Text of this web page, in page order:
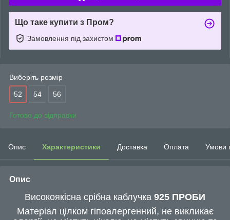
Що таке купити з Пром?
Замовлення під захистом
Виберіть розмір
52 54 56
Готово до відправки
Опис Характеристики Доставка Оплата Умови
Опис
Високоякісна срібна каблучка 925 ПРОБИ
Матеріал цілком гіпоалергенний, не викликає